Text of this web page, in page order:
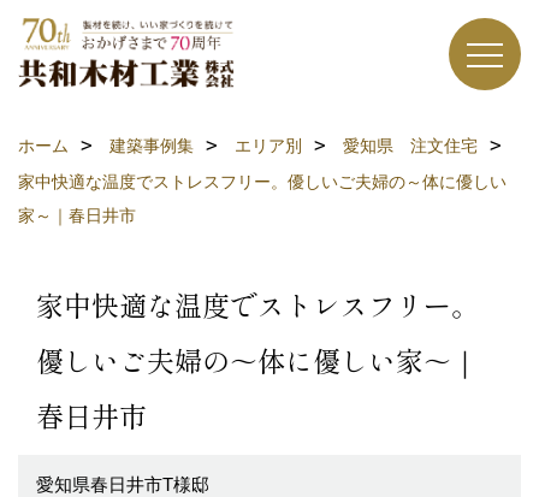
ホーム 建築事例集 エリア別
愛知県 注文住宅
家中快適な温度でストレスフリー。優しいご夫婦の～体に優しい
家～｜春日井市
家中快適な温度でストレスフリー。
優しいご夫婦の～体に優しい家～｜
春日井市
愛知県春日井市T様邸